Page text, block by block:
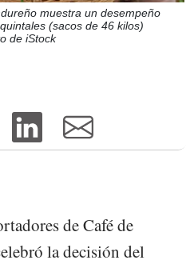
muestra un desempeño
(sacos de 46 kilos)
de iStock
de Café de
la decisión del